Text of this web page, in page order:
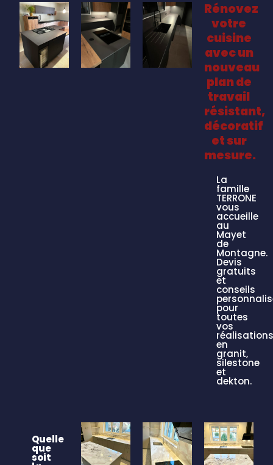
Rénovez
votre
cuisine
avec un
nouveau
plan de
travail
résistant,
décoratif
et sur
mesure.
La
famille
TERRONE
vous
accueille
au
Mayet
de
Montagne.
Devis
gratuits
et
conseils
pour
toutes
vos
réalisations
en
granit,
silestone
et
dekton.
Quelle
que
soit